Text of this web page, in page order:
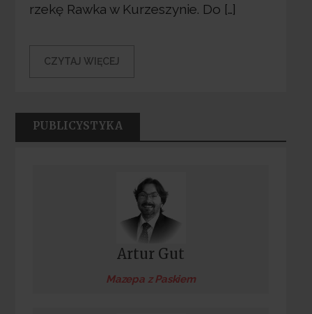
rzekę Rawka w Kurzeszynie. Do […]
CZYTAJ WIĘCEJ
PUBLICYSTYKA
Artur Gut
Mazepa z Paskiem